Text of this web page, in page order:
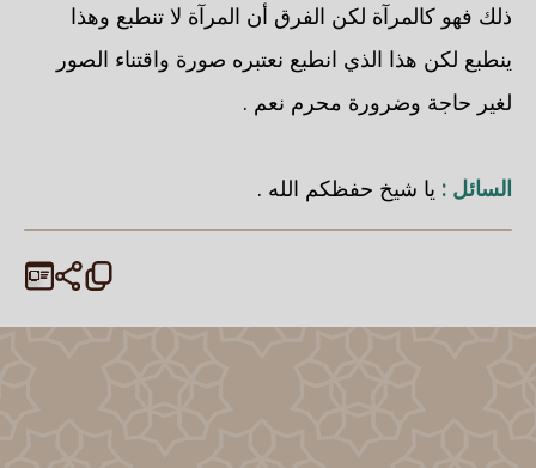
ذلك فهو كالمرآة لكن الفرق أن المرآة لا تنطبع وهذا
ينطبع لكن هذا الذي انطبع نعتبره صورة واقتناء الصور
لغير حاجة وضرورة محرم نعم .
السائل : يا شيخ حفظكم الله .